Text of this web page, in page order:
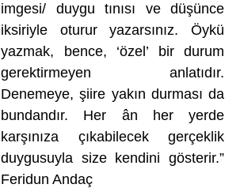
imgesi/ duygu tınısı ve düşünce
iksiriyle oturur yazarsınız. Öykü
yazmak, bence, ‘özel’ bir durum
gerektirmeyen anlatıdır.
Denemeye, şiire yakın durması da
bundandır. Her ân her yerde
karşınıza çıkabilecek gerçeklik
duygusuyla size kendini gösterir.”
Feridun Andaç